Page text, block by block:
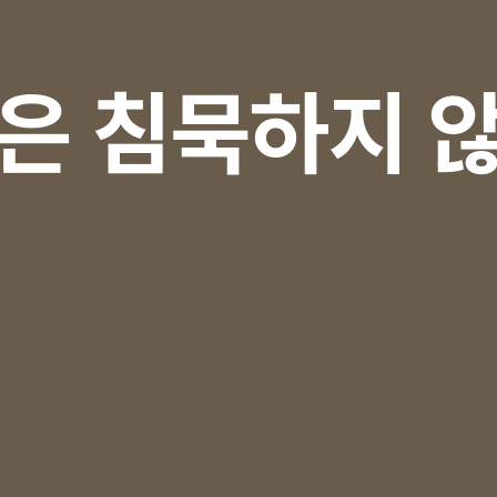
침묵하지